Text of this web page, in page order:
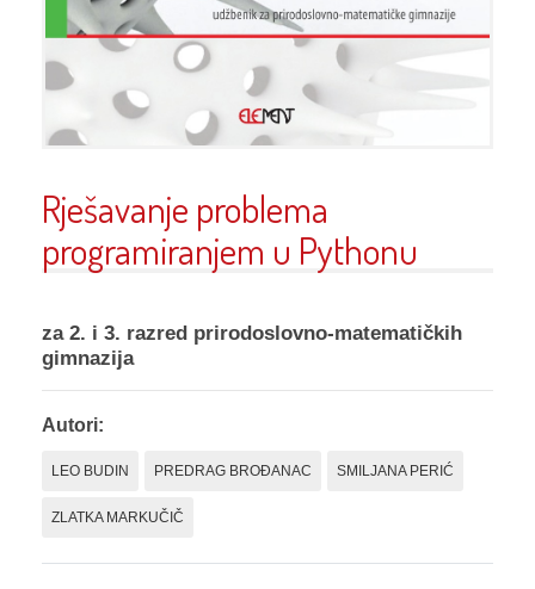
Rješavanje problema
programiranjem u Pythonu
za 2. i 3. razred prirodoslovno-matematičkih
gimnazija
Autori:
LEO BUDIN PREDRAG BROĐANAC SMILJANA PERIĆ
ZLATKA MARKUČIČ